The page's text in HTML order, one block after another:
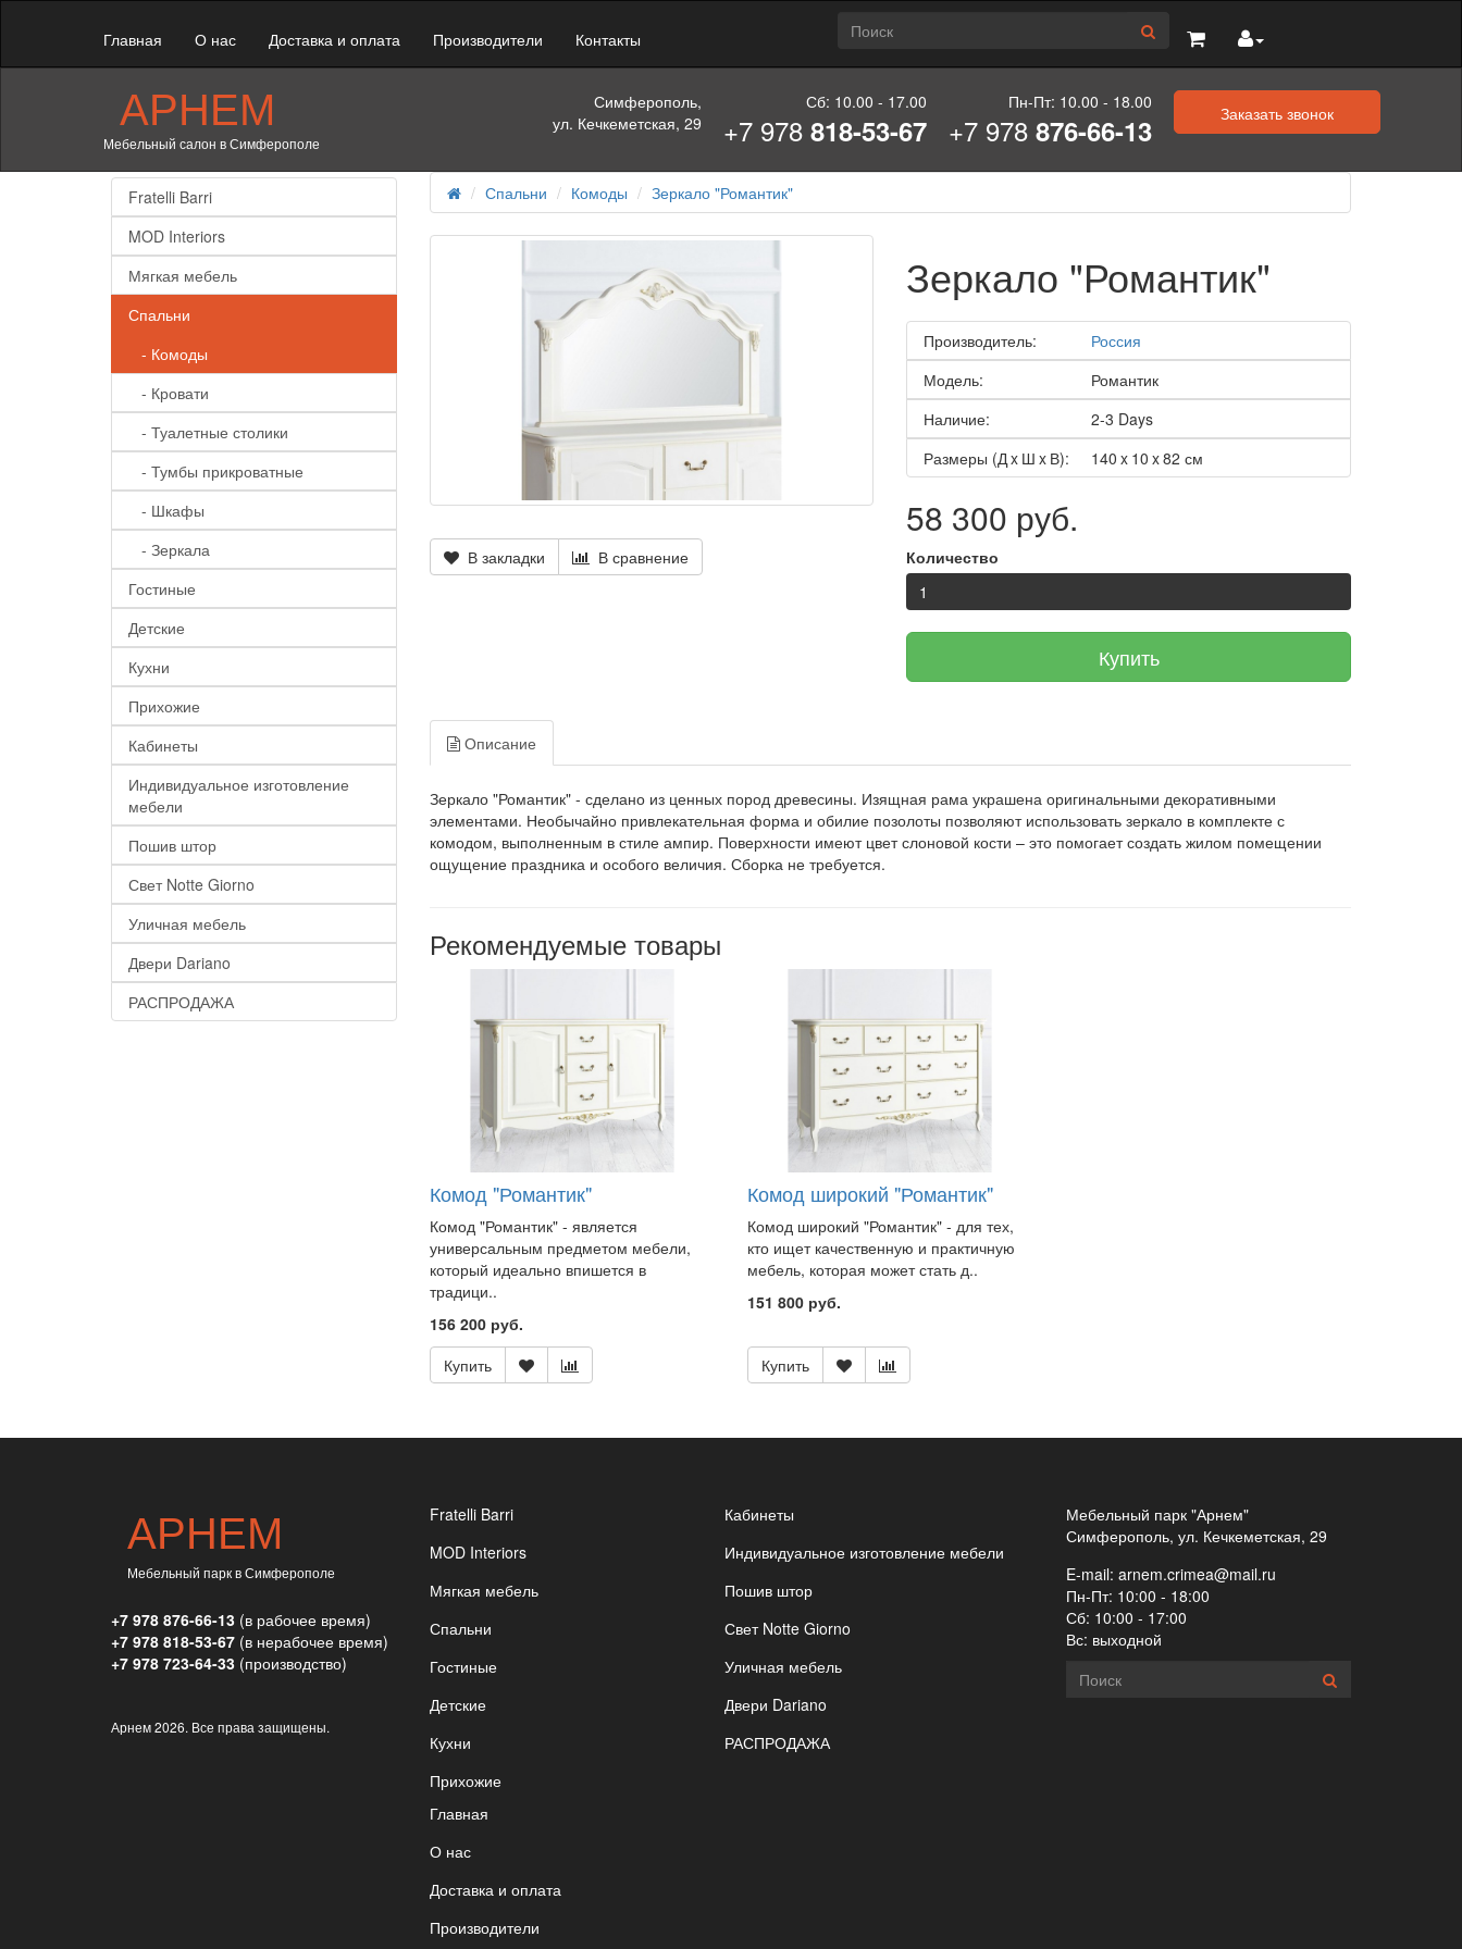
Главная О нас Доставка и оплата Производители Контакты
АРНЕМ
Мебельный салон в Симферополе
Симферополь,
ул. Кечкеметская, 29
Сб: 10.00 - 17.00
+7 978818-53-67
Пн-Пт: 10.00 - 18.00
+7 978876-66-13 Заказать звонок
Fratelli Barri
MOD Interiors
Мягкая мебель
Спальни
- Комоды
- Кровати
- Туалетные столики
- Тумбы прикроватные
- Шкафы
- Зеркала
Гостиные
Детские
Кухни
Прихожие
Кабинеты
Индивидуальное изготовление
мебели
Пошив штор
Свет Notte Giorno
Уличная мебель
Двери Dariano
РАСПРОДАЖА
Спальни Комоды Зеркало "Романтик"
В закладки В сравнение
Зеркало "Романтик"
Производитель:
Россия
Модель:
Романтик
Наличие:
2-3 Days
Размеры (Д x Ш x В):
140 x 10 x 82 см
58 300 руб.
Количество
Купить
Описание
Зеркало "Романтик" - сделано из ценных пород древесины. Изящная рама украшена оригинальными декоративными
элементами. Необычайно привлекательная форма и обилие позолоты позволяют использовать зеркало в комплекте с
комодом, выполненным в стиле ампир. Поверхности имеют цвет слоновой кости – это помогает создать жилом помещении
ощущение праздника и особого величия. Сборка не требуется.
Рекомендуемые товары
Комод "Романтик"
Комод "Романтик" - является
универсальным предметом мебели,
который идеально впишется в
традици..
156 200 руб.
Купить
Комод широкий "Романтик"
Комод широкий "Романтик" - для тех,
кто ищет качественную и практичную
мебель, которая может стать д..
151 800 руб.
Купить
АРНЕМ
Мебельный парк в Симферополе
+7 978 876-66-13 (в рабочее время)
+7 978 818-53-67 (в нерабочее время)
+7 978 723-64-33 (производство)
Арнем2026. Все права защищены.
Fratelli Barri
MOD Interiors
Мягкая мебель
Спальни
Гостиные
Детские
Кухни
Прихожие
Кабинеты
Индивидуальное изготовление мебели
Пошив штор
Свет Notte Giorno
Уличная мебель
Двери Dariano
РАСПРОДАЖА
Главная
О нас
Доставка и оплата
Производители
Мебельный парк "Арнем"
Симферополь, ул. Кечкеметская, 29
E-mail: arnem.crimea@mail.ru
Пн-Пт: 10:00 - 18:00
Сб: 10:00 - 17:00
Вс: выходной